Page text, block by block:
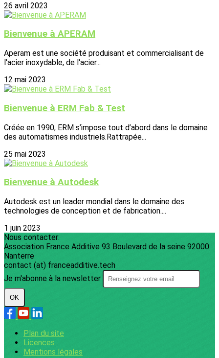
26 avril 2023
Bienvenue à APERAM
Aperam est une société produisant et commercialisant de
l'acier inoxydable, de l'acier...
12 mai 2023
Bienvenue à ERM Fab & Test
Créée en 1990, ERM s’impose tout d’abord dans le domaine
des automatismes industriels.Rattrapée...
25 mai 2023
Bienvenue à Autodesk
Autodesk est un leader mondial dans le domaine des
technologies de conception et de fabrication....
1 juin 2023
Nous contacter:
Association France Additive 93 Boulevard de la seine 92000
Nanterre
contact (at) franceadditive.tech
Je m'abonne à la newsletter
OK
Plan du site
Licences
Mentions légales